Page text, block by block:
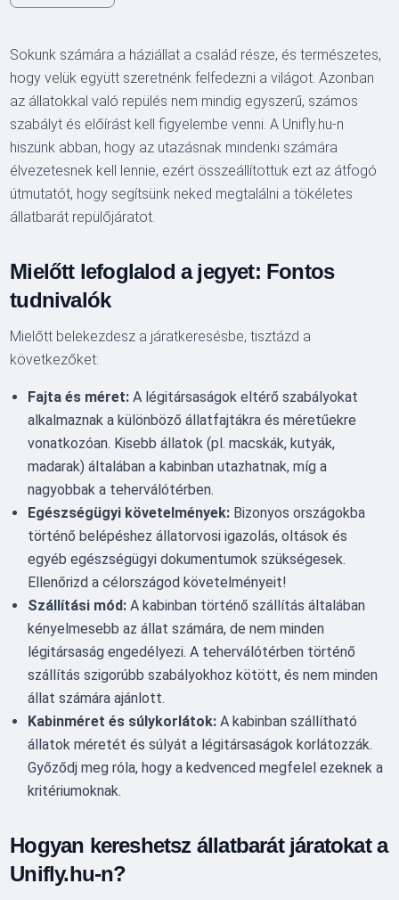
Sokunk számára a háziállat a család része, és természetes,
hogy velük együtt szeretnénk felfedezni a világot. Azonban
az állatokkal való repülés nem mindig egyszerű, számos
szabályt és előírást kell figyelembe venni. A Unifly.hu-n
hiszünk abban, hogy az utazásnak mindenki számára
élvezetesnek kell lennie, ezért összeállítottuk ezt az átfogó
útmutatót, hogy segítsünk neked megtalálni a tökéletes
állatbarát repülőjáratot.
Mielőtt lefoglalod a jegyet: Fontos
tudnivalók
Mielőtt belekezdesz a járatkeresésbe, tisztázd a
következőket:
Fajta és méret: A légitársaságok eltérő szabályokat
alkalmaznak a különböző állatfajtákra és méretűekre
vonatkozóan. Kisebb állatok (pl. macskák, kutyák,
madarak) általában a kabinban utazhatnak, míg a
nagyobbak a teherválótérben.
Egészségügyi követelmények: Bizonyos országokba
történő belépéshez állatorvosi igazolás, oltások és
egyéb egészségügyi dokumentumok szükségesek.
Ellenőrizd a célországod követelményeit!
Szállítási mód: A kabinban történő szállítás általában
kényelmesebb az állat számára, de nem minden
légitársaság engedélyezi. A teherválótérben történő
szállítás szigorúbb szabályokhoz kötött, és nem minden
állat számára ajánlott.
Kabinméret és súlykorlátok: A kabinban szállítható
állatok méretét és súlyát a légitársaságok korlátozzák.
Győződj meg róla, hogy a kedvenced megfelel ezeknek a
kritériumoknak.
Hogyan kereshetsz állatbarát járatokat a
Unifly.hu-n?